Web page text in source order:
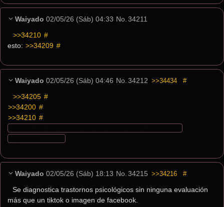
Waiyado 02/05/26 (Sáb) 04:33 No. 34211
>>34210 #
esto: >>34209 #
Waiyado 02/05/26 (Sáb) 04:46 No. 34212 >>34434 #
>>34205 #
>>34200 #
>>34210 #
Waiyado 02/05/26 (Sáb) 18:13 No. 34215 >>34216 #
Se diagnostica trastornos psicológicos sin ninguna evaluación
más que un tiktok o imagen de facebook.